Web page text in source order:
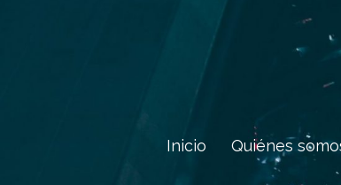
Inicio Quiénes